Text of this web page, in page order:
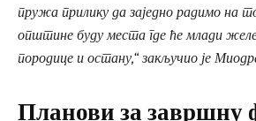
пружа прилику да заједно радимо на
општине буду места где ће млади
породице и остану,“ закључио је
Планови за завршну